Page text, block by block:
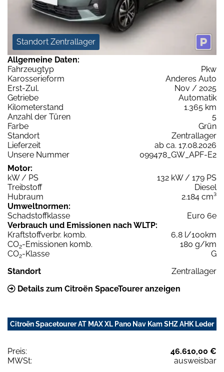
Standort Zentrallager
Allgemeine Daten:
Fahrzeugtyp
Pkw
Karosserieform
Anderes Auto
Erst-Zul.
Nov / 2025
Getriebe
Automatik
Kilometerstand
1.365 km
Anzahl der Türen
5
Farbe
Grün
Standort
Zentrallager
Lieferzeit
ab ca. 17.08.2026
Unsere Nummer
099478_GW_APF-E2
Motor:
kW / PS
132 kW / 179 PS
Treibstoff
Diesel
Hubraum
2.184 cm³
Umweltnormen:
Schadstoffklasse
Euro 6e
Verbrauch und Emissionen nach WLTP:
Kraftstoffverbr. komb.
6,8 l/100km
CO2-Emissionen komb.
180 g/km
CO2-Klasse
G
Standort
Zentrallager
Details zum Citroën SpaceTourer anzeigen
Citroën Spacetourer AT MAX XL Pano Nav Kam SHZ AHK Leder
Preis:
46.610,00 €
MWSt:
ausweisbar